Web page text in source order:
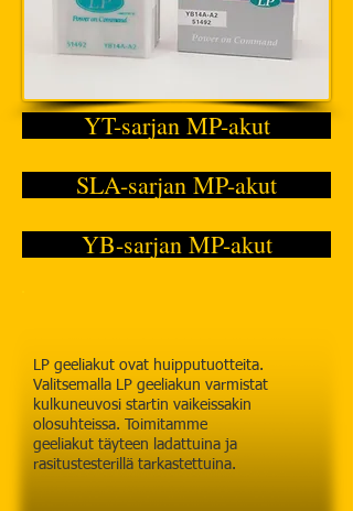
LP geeliakut ovat huipputuotteita.
Valitsemalla LP geeliakun varmistat
kulkuneuvosi startin vaikeissakin
olosuhteissa. Toimitamme
geeliakut täyteen ladattuina ja
rasitustesterillä tarkastettuina.
YT-sarjan MP-akut
SLA-sarjan MP-akut
YB-sarjan MP-akut